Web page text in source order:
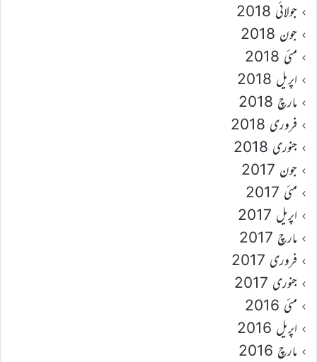
جولائی 2018
جون 2018
مئی 2018
اپریل 2018
مارچ 2018
فروری 2018
جنوری 2018
جون 2017
مئی 2017
اپریل 2017
مارچ 2017
فروری 2017
جنوری 2017
مئی 2016
اپریل 2016
مارچ 2016